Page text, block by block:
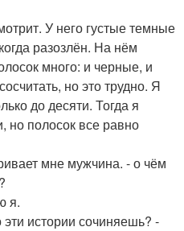
У него густые темные
разозлён. На нём
много: и черные, и
но это трудно. Я
до десяти. Тогда я
но полосок все равно
мне мужчина. - о чём
я.
истории сочиняешь? -